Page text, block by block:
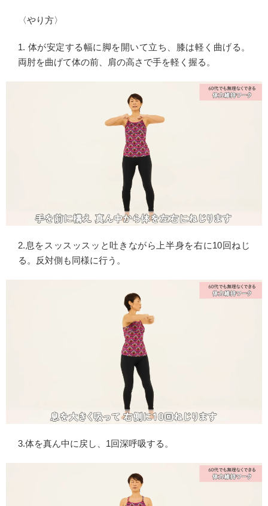
〈やり方〉
1. 体が安定する幅に脚を開いて立ち、膝は軽く曲げる。
両肘を曲げて体の前、肩の高さで手を軽く握る。
2.息をスッスッスッと吐きながら上半身を右に10回ねじ
る。反対側も同様に行う。
3.体を真ん中に戻し、1回深呼吸する。